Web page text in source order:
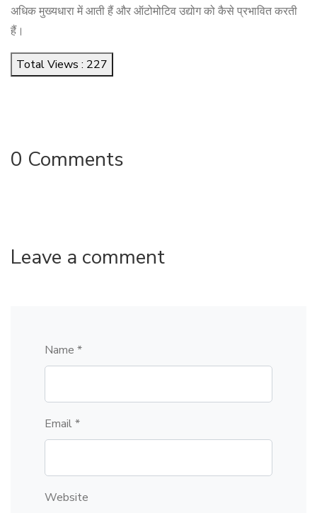
अधिक मुख्यधारा में आती हैं और ऑटोमोटिव उद्योग को कैसे प्रभावित करती
हैं।
Total Views : 227
0 Comments
Leave a comment
Name *
Email *
Website